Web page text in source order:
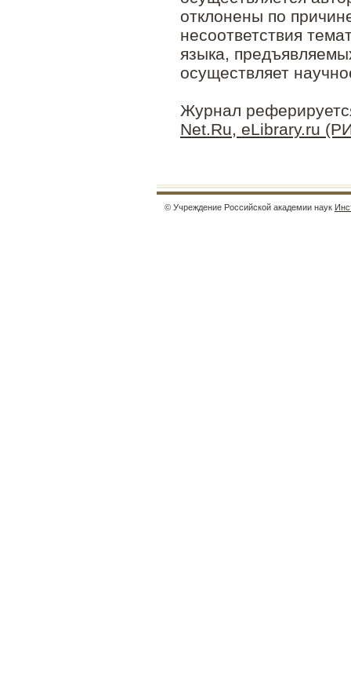
отклонены по
несоответствия
языка,
осуществляет
Журнал
Net.Ru, eLibrary.ru
© Учреждение Российской академии наук